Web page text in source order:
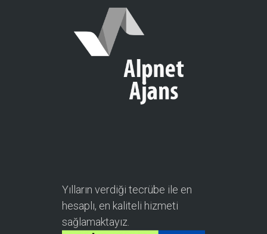
Yılların verdiği tecrübe ile en
hesaplı, en kaliteli hizmeti
sağlamaktayız.